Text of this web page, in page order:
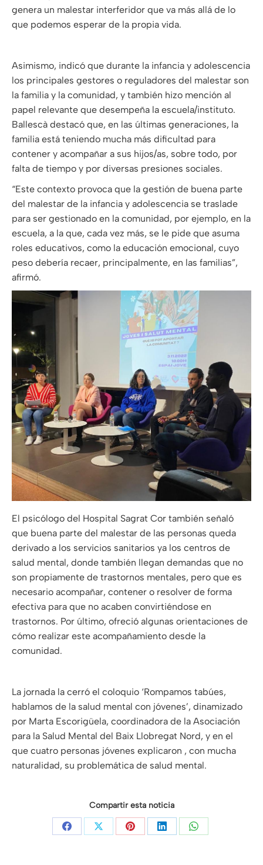
genera un malestar interferidor que va más allá de lo
que podemos esperar de la propia vida.
Asimismo, indicó que durante la infancia y adolescencia
los principales gestores o reguladores del malestar son
la familia y la comunidad, y también hizo mención al
papel relevante que desempeña la escuela/instituto.
Ballescà destacó que, en las últimas generaciones, la
familia está teniendo mucha más dificultad para
contener y acompañar a sus hijos/as, sobre todo, por
falta de tiempo y por diversas presiones sociales.
“Este contexto provoca que la gestión de buena parte
del malestar de la infancia y adolescencia se traslade
para ser gestionado en la comunidad, por ejemplo, en la
escuela, a la que, cada vez más, se le pide que asuma
roles educativos, como la educación emocional, cuyo
peso debería recaer, principalmente, en las familias”,
afirmó.
El psicólogo del Hospital Sagrat Cor también señaló
que buena parte del malestar de las personas queda
derivado a los servicios sanitarios ya los centros de
salud mental, donde también llegan demandas que no
son propiamente de trastornos mentales, pero que es
necesario acompañar, contener o resolver de forma
efectiva para que no acaben convirtiéndose en
trastornos. Por último, ofreció algunas orientaciones de
cómo realizar este acompañamiento desde la
comunidad.
La jornada la cerró el coloquio ‘Rompamos tabúes,
hablamos de la salud mental con jóvenes’, dinamizado
por Marta Escorigüela, coordinadora de la Asociación
para la Salud Mental del Baix Llobregat Nord, y en el
que cuatro personas jóvenes explicaron , con mucha
naturalidad, su problemática de salud mental.
Compartir esta noticia
Share
Share
Share
Share
Share